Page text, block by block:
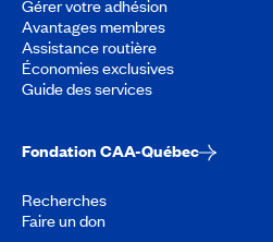
Gérer votre adhésion
Avantages membres
Assistance routière
Économies exclusives
Guide des services
Fondation CAA-Québec
Recherches
Faire un don